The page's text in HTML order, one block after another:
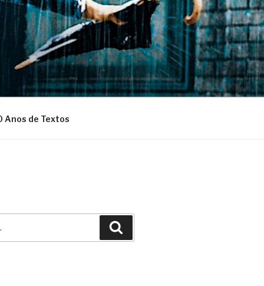
Anos de Textos